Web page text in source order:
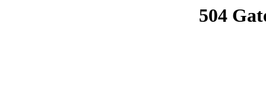
504